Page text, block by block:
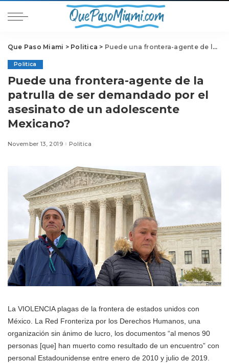
Que Paso Miami > Politica > Puede una frontera-agente de la patrulla de ser demandado por el asesinato de un adolescente Mexicano?
Politica
Puede una frontera-agente de la
patrulla de ser demandado por el
asesinato de un adolescente
Mexicano?
November 13, 2019 Politica
La VIOLENCIA plagas de la frontera de estados unidos con
México. La Red Fronteriza por los Derechos Humanos, una
organización sin ánimo de lucro, los documentos “al menos 90
personas [que] han muerto como resultado de un encuentro” con
personal Estadounidense entre enero de 2010 y julio de 2019.